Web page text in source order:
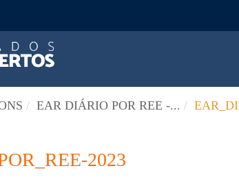
EAR DIÁRIO POR REE -...
2023